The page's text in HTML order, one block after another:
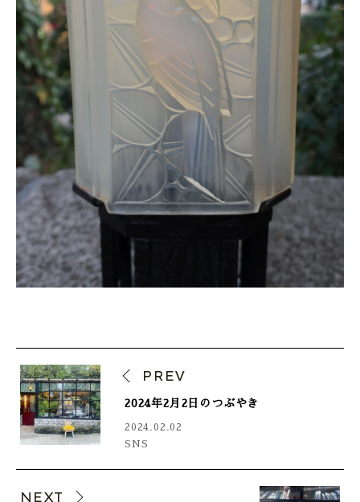
PREV
2024年2月2日のつぶやき
2024.02.02
SNS
NEXT